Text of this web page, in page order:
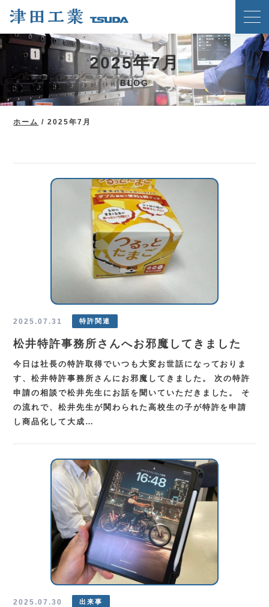
ホーム
クリンチングスピードファスナー工法
津田工業の強み
ブログ
新着情報
メディア掲載実績
TEL.0583-71-1422
お問い合わせ
2025年7月
BLOG
ホーム /2025年7月
2025.07.31 特許関連
松井特許事務所さんへお邪魔してきました
今日は社長の特許取得でいつも大変お世話になっておりま
す、松井特許事務所さんにお邪魔してきました。 次の特許
申請の相談で松井先生にお話を聞いていただきました。 そ
の流れで、松井先生が関わられた高校生の子が特許を申請
し商品化して大成…
2025.07.30 出来事